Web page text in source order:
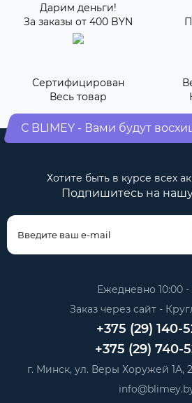
Дарим деньги!
За заказы от 400 BYN
Сертифицирован
Весь товар
С BLIMEY - Вами будут
Хотите быть в курсе всех
Подпишитесь на
Ежедневно 10:00 -
Заказ через сайт -
+375 (29) 140-
+375 (29) 740-
г. Минск, ул. Веры Хоружей 1А, 2